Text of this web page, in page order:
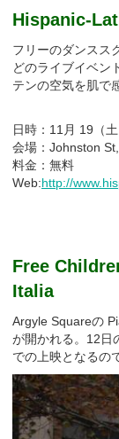
Hispanic-
フリーのダンスス
どのライブイベン
テンの空気を肌で
日時：11月 19（
会場：Johnston
料金：無料
Web:http://
Free
Italia
Argyle Squareの
が開かれる。12日
での上映となるの